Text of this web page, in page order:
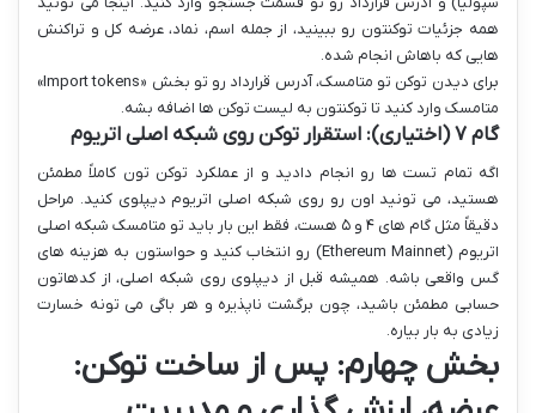
همه جزئیات توکنتون رو ببینید، از جمله اسم، نماد، عرضه کل و تراکنش
هایی که باهاش انجام شده.
برای دیدن توکن تو متامسک، آدرس قرارداد رو تو بخش «Import tokens»
متامسک وارد کنید تا توکنتون به لیست توکن ها اضافه بشه.
گام ۷ (اختیاری): استقرار توکن روی شبکه اصلی اتریوم
اگه تمام تست ها رو انجام دادید و از عملکرد توکن تون کاملاً مطمئن
هستید، می تونید اون رو روی شبکه اصلی اتریوم دیپلوی کنید. مراحل
دقیقاً مثل گام های ۴ و ۵ هست، فقط این بار باید تو متامسک شبکه اصلی
اتریوم (Ethereum Mainnet) رو انتخاب کنید و حواستون به هزینه های
گس واقعی باشه. همیشه قبل از دیپلوی روی شبکه اصلی، از کدهاتون
حسابی مطمئن باشید، چون برگشت ناپذیره و هر باگی می تونه خسارت
زیادی به بار بیاره.
بخش چهارم: پس از ساخت توکن: